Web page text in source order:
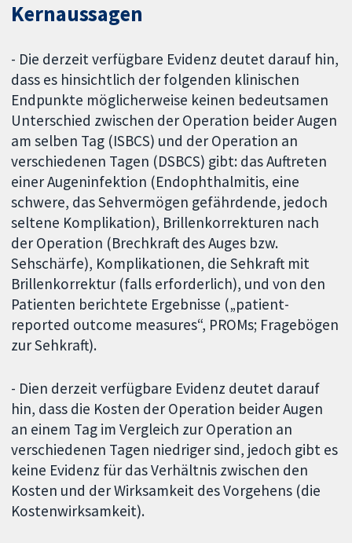
Kernaussagen
- Die derzeit verfügbare Evidenz deutet darauf hin,
dass es hinsichtlich der folgenden klinischen
Endpunkte möglicherweise keinen bedeutsamen
Unterschied zwischen der Operation beider Augen
am selben Tag (ISBCS) und der Operation an
verschiedenen Tagen (DSBCS) gibt: das Auftreten
einer Augeninfektion (Endophthalmitis, eine
schwere, das Sehvermögen gefährdende, jedoch
seltene Komplikation), Brillenkorrekturen nach
der Operation (Brechkraft des Auges bzw.
Sehschärfe), Komplikationen, die Sehkraft mit
Brillenkorrektur (falls erforderlich), und von den
Patienten berichtete Ergebnisse („patient-
reported outcome measures“, PROMs; Fragebögen
zur Sehkraft).
- Dien derzeit verfügbare Evidenz deutet darauf
hin, dass die Kosten der Operation beider Augen
an einem Tag im Vergleich zur Operation an
verschiedenen Tagen niedriger sind, jedoch gibt es
keine Evidenz für das Verhältnis zwischen den
Kosten und der Wirksamkeit des Vorgehens (die
Kostenwirksamkeit).